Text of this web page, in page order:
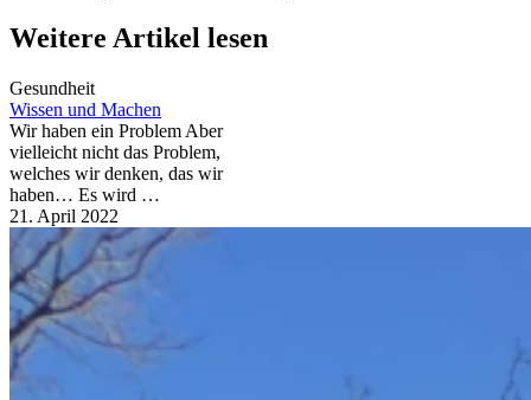
Weitere Artikel lesen
Gesundheit
Wissen und Machen
Wir haben ein Problem Aber
vielleicht nicht das Problem,
welches wir denken, das wir
haben… Es wird …
21. April 2022